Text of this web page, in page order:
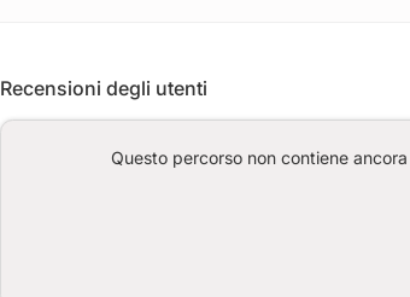
Recensioni degli utenti
Questo percorso non contiene